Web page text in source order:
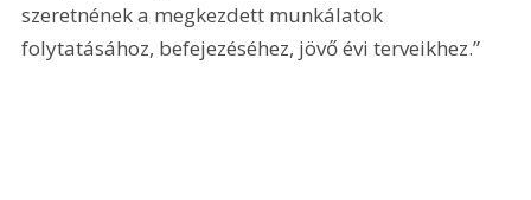
szeretnének a megkezdett munkálatok
folytatásához, befejezéséhez, jövő évi terveikhez.”